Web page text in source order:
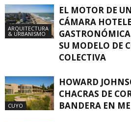
ARQUITECTURA
& URBANISMO
EL MOTOR DE
CÁMARA
SU MODELO DE
COLECTIVA
CUYO
HOWARD
CHACRAS DE
BANDERA EN